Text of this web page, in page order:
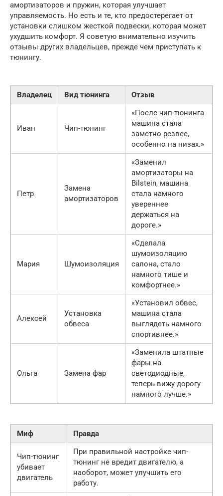
амортизаторов и пружин, которая улучшает
управляемость. Но есть и те, кто предостерегает от
установки слишком жесткой подвески, которая может
ухудшить комфорт. Я советую внимательно изучить
отзывы других владельцев, прежде чем приступать к
тюнингу.
Владелец Вид тюнинга Отзыв
Иван Чип-тюнинг
«После чип-тюнинга
машина стала
заметно резвее,
особенно на низах.»
Петр
Замена
амортизаторов
«Заменил
амортизаторы на
Bilstein, машина
стала намного
увереннее
держаться на
дороге.»
Мария Шумоизоляция
«Сделала
шумоизоляцию
салона, стало
намного тише и
комфортнее.»
Алексей
Установка
обвеса
«Установил обвес,
машина стала
выглядеть намного
спортивнее.»
Ольга Замена фар
«Заменила штатные
фары на
светодиодные,
теперь вижу дорогу
намного лучше.»
Миф Правда
Чип-тюнинг
убивает
двигатель
При правильной настройке чип-
тюнинг не вредит двигателю, а
наоборот, может улучшить его
работу.